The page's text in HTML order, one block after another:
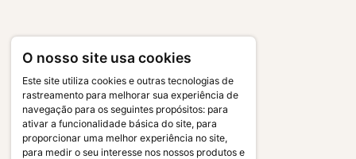
O nosso site usa cookies
Este site utiliza cookies e outras tecnologias de
rastreamento para melhorar sua experiência de
navegação para os seguintes propósitos: para
ativar a funcionalidade básica do site, para
proporcionar uma melhor experiência no site,
para medir o seu interesse nos nossos produtos e